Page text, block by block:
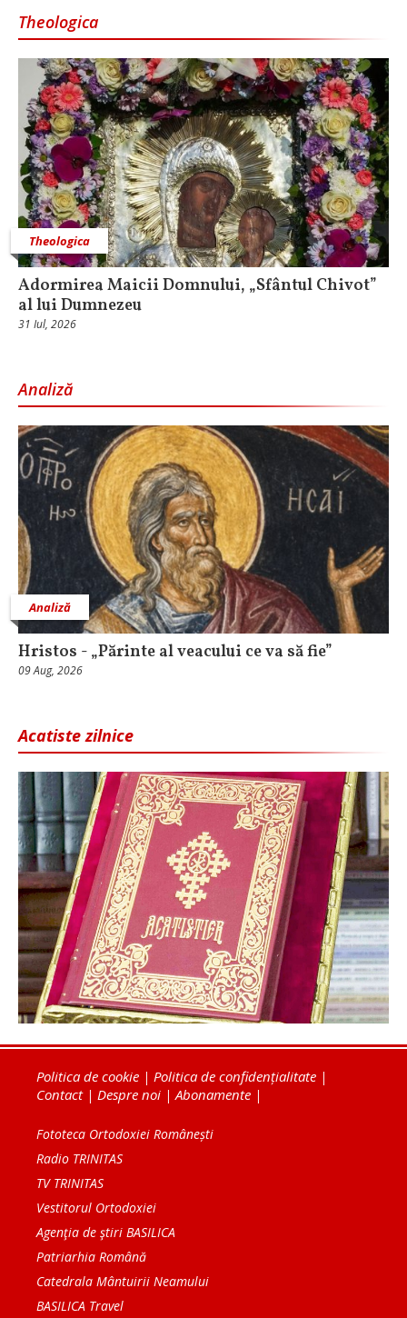
Theologica
Theologica
Adormirea Maicii Domnului, „Sfântul Chivot”
al lui Dumnezeu
31 Iul, 2026
Analiză
Analiză
Hristos - „Părinte al veacului ce va să fie”
09 Aug, 2026
Acatiste zilnice
Politica de cookie | Politica de confidențialitate |
Contact| Despre noi |Abonamente |
Fototeca Ortodoxiei Românești
Radio TRINITAS
TV TRINITAS
Vestitorul Ortodoxiei
Agenţia de ştiri BASILICA
Patriarhia Română
Catedrala Mântuirii Neamului
BASILICA Travel